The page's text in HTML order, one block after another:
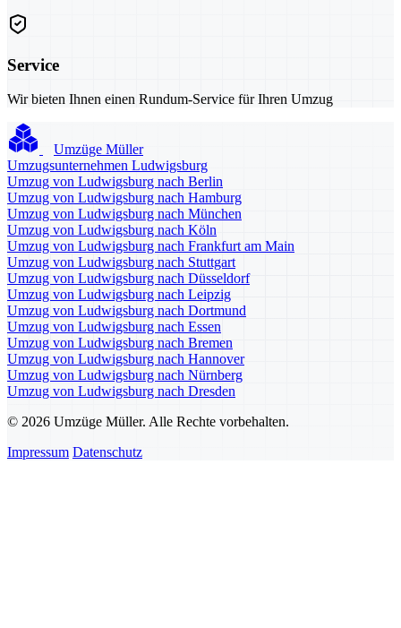
Service
Wir bieten Ihnen einen Rundum-Service für Ihren Umzug
Umzüge Müller
Umzugsunternehmen Ludwigsburg
Umzug von Ludwigsburg nach Berlin
Umzug von Ludwigsburg nach Hamburg
Umzug von Ludwigsburg nach München
Umzug von Ludwigsburg nach Köln
Umzug von Ludwigsburg nach Frankfurt am Main
Umzug von Ludwigsburg nach Stuttgart
Umzug von Ludwigsburg nach Düsseldorf
Umzug von Ludwigsburg nach Leipzig
Umzug von Ludwigsburg nach Dortmund
Umzug von Ludwigsburg nach Essen
Umzug von Ludwigsburg nach Bremen
Umzug von Ludwigsburg nach Hannover
Umzug von Ludwigsburg nach Nürnberg
Umzug von Ludwigsburg nach Dresden
© 2026 Umzüge Müller. Alle Rechte vorbehalten.
Impressum Datenschutz